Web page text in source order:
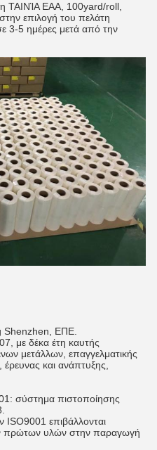
ΤΑΙΝΊΑ EAA, 100yard/roll,
επιλογή του πελάτη
3-5 ημέρες μετά από την
Shenzhen, ΕΠΕ.
με δέκα έτη καυτής
μετάλλων, επαγγελματικής
και ανάπτυξης,
σύστημα πιστοποίησης
επιβάλλονται
πρώτων υλών στην παραγωγή